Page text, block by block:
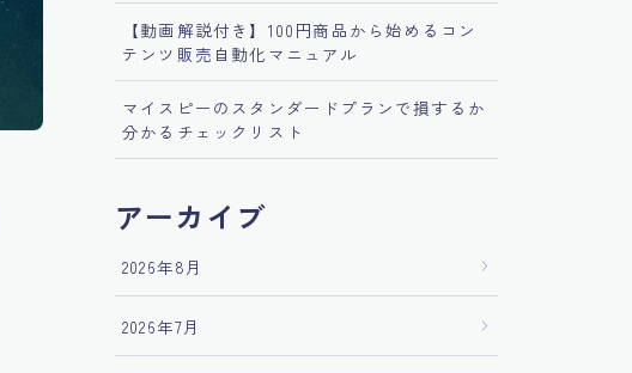
【動画解説付き】100円商品から始めるコン
テンツ販売自動化マニュアル
マイスピーのスタンダードプランで損するか
分かるチェックリスト
アーカイブ
2026年8月
2026年7月